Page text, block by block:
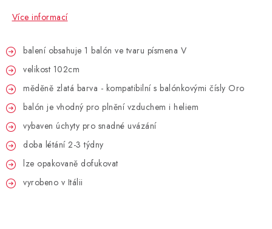
HELIUM NA BALÓNKY
LAMPIONY
OSLAVA PODLE BAREV
PIŇATY
ROZLUČKA SE SVOBODOU
Více informací
balení obsahuje 1 balón ve tvaru písmena V
velikost 102cm
měděně zlatá barva - kompatibilní s balónkovými čísly Oro
balón je vhodný pro plnění vzduchem i heliem
vybaven úchyty pro snadné uvázání
doba létání 2-3 týdny
lze opakovaně dofukovat
vyrobeno v Itálii